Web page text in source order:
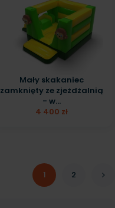
Mały skakaniec
zamknięty ze zjeżdżalnią
- w...
4 400 zł
1 2